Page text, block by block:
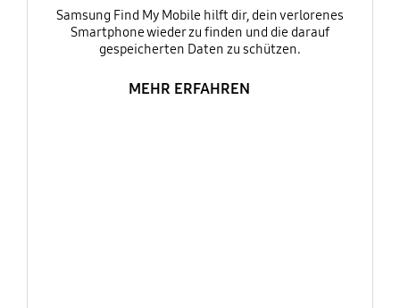
Samsung Find My Mobile hilft dir, dein verlorenes
Smartphone wieder zu finden und die darauf
gespeicherten Daten zu schützen.
MEHR ERFAHREN